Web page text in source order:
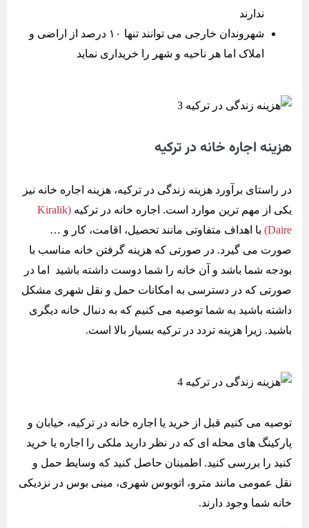
ندارند
شهروندان خارجی می توانند تنها ۱۰ درصد از اراضی و
املاک اما هر ناحيه و شهر را خریداری نماید
هزینه اجاره خانه در ترکیه
در راستای برآورد هزینه زندگی در ترکیه، هزینه اجاره خانه نیز
یکی از مهم ترین موارد است. اجاره خانه در ترکیه (Kiralik
Daire) با اهداف متفاوتی مانند تحصیل، اقامت، کار و …
صورت می گیرد. در صورتی که هزینه گرفتن خانه مناسب با
بودجه شما باشد و آن خانه را شما دوست داشته باشید اما در
صورتی که در دسترسی به امکانات حمل و نقل شهری مشکل
داشته باشید به شما توصیه می کنیم که به دنبال خانه دیگری
باشید. زیرا هزینه تردد در ترکیه بسیار بالا است.
توصیه می کنیم قبل از خرید یا اجاره خانه در ترکیه، خیابان و
پارکینگ های محله ای که در نظر دارید ملکی را اجاره یا خرید
کنید را بررسی کنید. اطمینان حاصل کنید که وسایط حمل و
نقل عمومی مانند مترو، اتوبوس شهری، مینی بوس در نزدیکی
خانه شما وجود دارند.